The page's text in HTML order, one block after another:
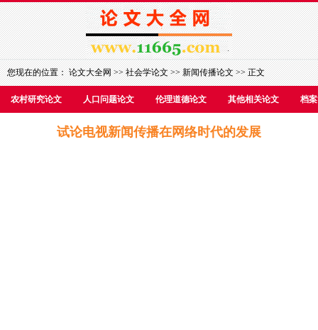
您现在的位置：论文大全网>>社会学论文>>新闻传播论文>> 正文
农村研究论文 人口问题论文 伦理道德论文 其他相关论文 档
试论电视新闻传播在网络时代的发展